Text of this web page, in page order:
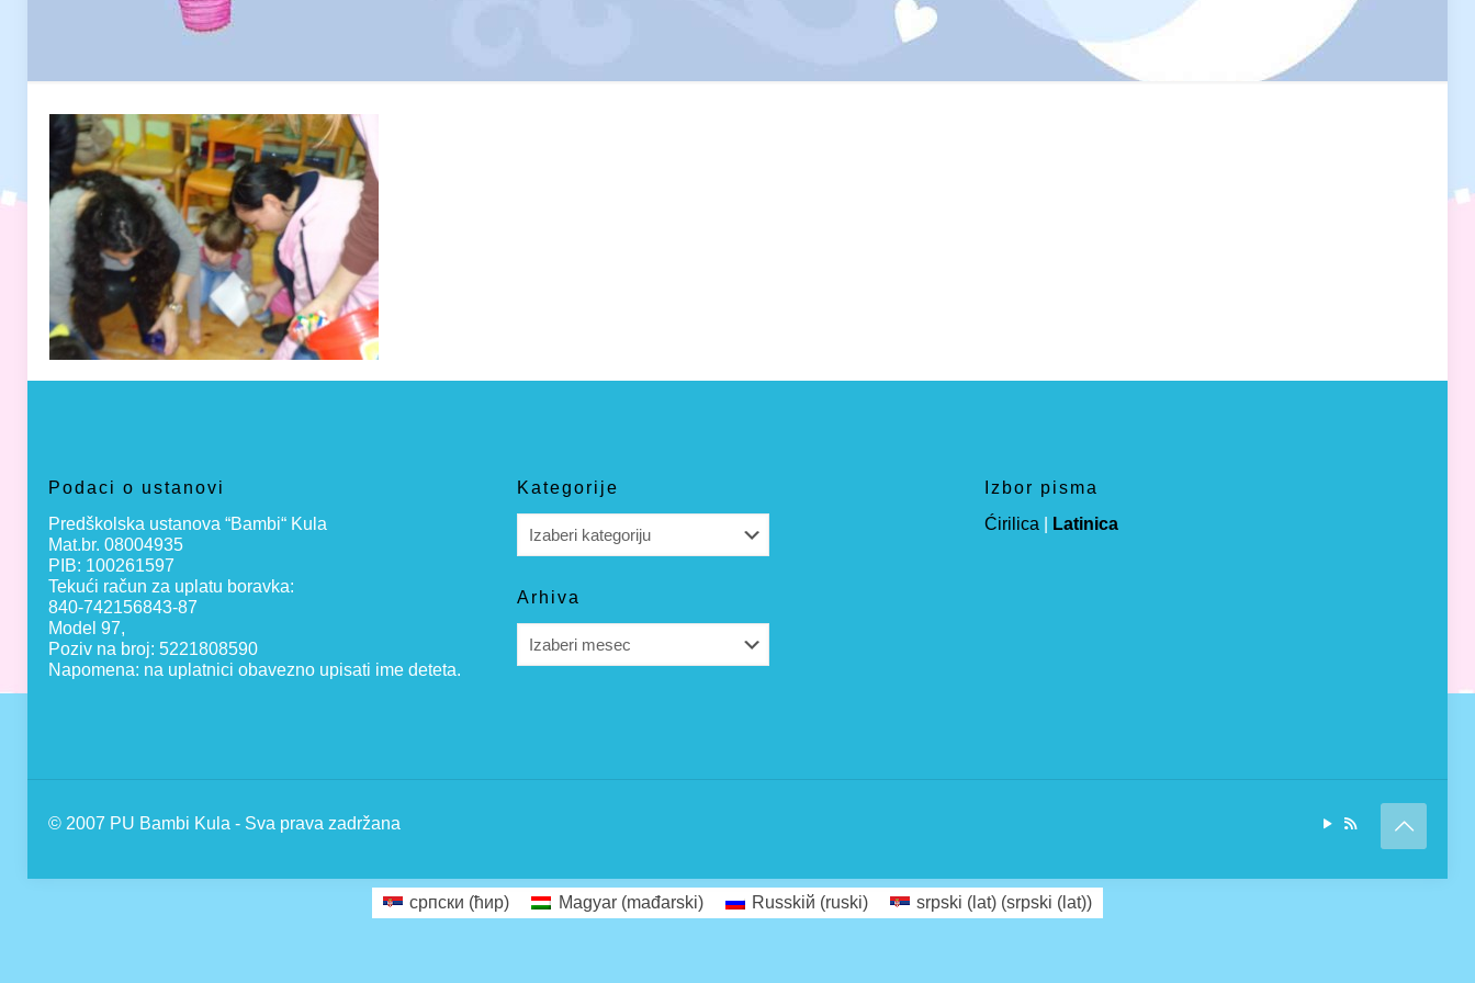
Podaci o ustanovi
Predškolska ustanova “Bambi“ Kula
Mat.br. 08004935
PIB: 100261597
Tekući račun za uplatu boravka:
840-742156843-87
Model 97,
Poziv na broj: 5221808590
Napomena: na uplatnici obavezno upisati ime deteta.
Kategorije
Arhiva
Izbor pisma
Ćirilica
Latinica
© 2007 PU Bambi Kula - Sva prava zadržana
српски (ћир) Magyar(mađarski) Russkiй (ruski) srpski (lat) (srpski (lat))